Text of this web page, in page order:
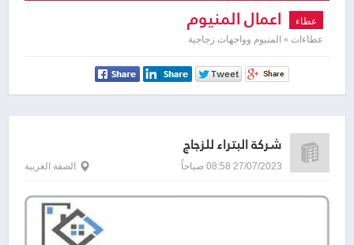
عطاء اعمال المنيوم
عطاءات » المنيوم وواجهات زجاجية
شركة البتراء للزجاج
27/07/2023 08:58 صباحاً الضفة الغربية